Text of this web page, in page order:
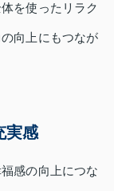
を使ったリラク
向上にもつなが
実感
感の向上につな